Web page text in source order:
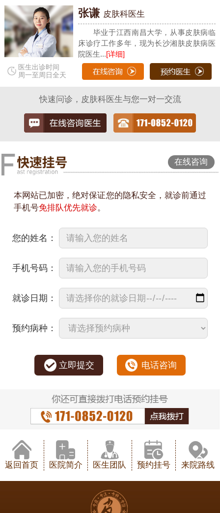
医生出诊时间
周一至周日全天
张谦 皮肤科医生
毕业于江西南昌大学，从事皮肤病临
床诊疗工作多年，现为长沙湘肤皮肤病医
院医生...[详细]
快速问诊，皮肤科医生与您一对一交流
在线咨询
本网站已加密，绝对保证您的隐私安全，就诊前通过
手机号免排队优先就诊。
您的姓名：
手机号码：
就诊日期：
预约病种：
立即提交 电话咨询
返回首页 医院简介 医生团队 预约挂号 来院路线